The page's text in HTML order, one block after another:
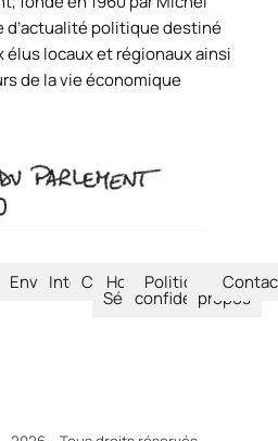
d’actualité politique destiné
élus locaux et régionaux ainsi
de la vie économique
Environnement
International
CultureHors-
Séries
Politique de
confidentialité
À
propos